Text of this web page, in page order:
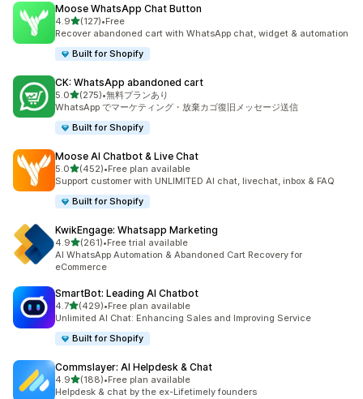
Moose WhatsApp Chat Button
4.95つ星中
(127)
合計レビュー数：127件
•Free
Recover abandoned cart with WhatsApp chat, widget & automation
Built for Shopify
CK: WhatsApp abandoned cart
5.05つ星中
(275)
合計レビュー数：275件
•無料プランあり
WhatsApp でマーケティング・放棄カゴ復旧メッセージ送信
Built for Shopify
Moose AI Chatbot & Live Chat
5.05つ星中
(452)
合計レビュー数：452件
•Free plan available
Support customer with UNLIMITED AI chat, livechat, inbox & FAQ
Built for Shopify
KwikEngage: Whatsapp Marketing
4.95つ星中
(261)
合計レビュー数：261件
•Free trial available
AI WhatsApp Automation & Abandoned Cart Recovery for
eCommerce
SmartBot: Leading AI Chatbot
4.75つ星中
(429)
合計レビュー数：429件
•Free plan available
Unlimited AI Chat: Enhancing Sales and Improving Service
Built for Shopify
Commslayer: AI Helpdesk & Chat
4.95つ星中
(188)
合計レビュー数：188件
•Free plan available
Helpdesk & chat by the ex-Lifetimely founders